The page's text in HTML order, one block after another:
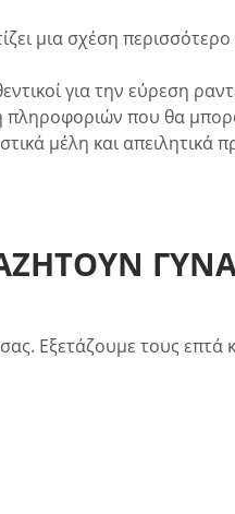
μια σχέση
για την εύρεση
που θα
μέλη και απειλητικά
Εξετάζουμε τους επτά